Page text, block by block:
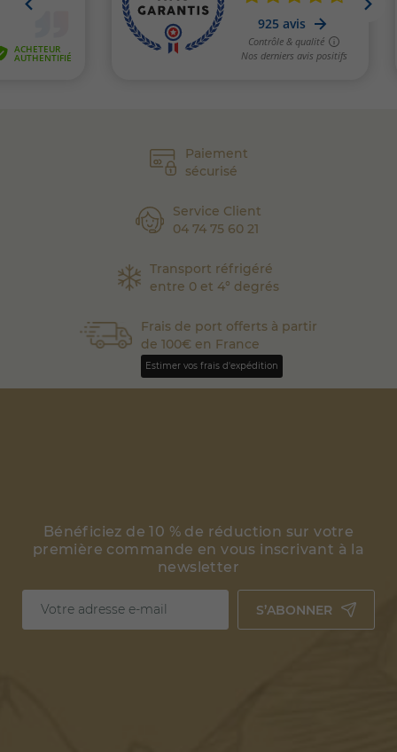
Paiement
sécurisé
Service Client
04 74 75 60 21
Transport réfrigéré
entre 0 et 4° degrés
Frais de port offerts à partir
de 100€ en France
Estimer vos frais d'expédition
Bénéficiez de 10 % de réduction sur votre
première commande en vous inscrivant à la
newsletter
S’ABONNER